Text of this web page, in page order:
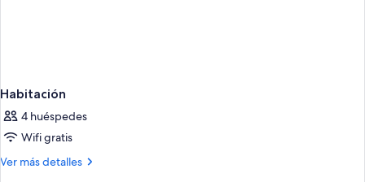
Habitación
4 huéspedes
Wifi gratis
Ver más detalles
Más